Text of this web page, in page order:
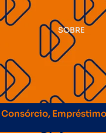
SOBRE
Consórcio,